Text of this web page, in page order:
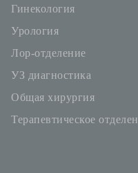
Гинекология
Урология
Лор-отделение
УЗ диагностика
Общая хирургия
Терапевтическое